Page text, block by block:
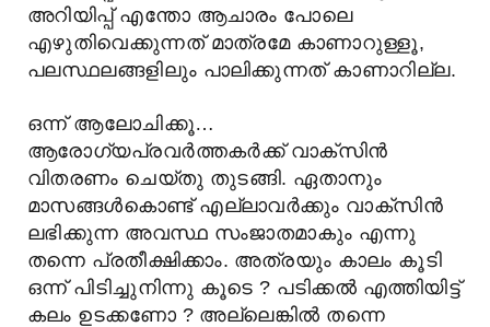
അറിയിപ്പ് എന്തോ ആചാരം പോലെ
എഴുതിവെക്കുന്നത് മാത്രമേ കാണാറുള്ളൂ,
പലസ്ഥലങ്ങളിലും പാലിക്കുന്നത് കാണാറില്ല.
ഒന്ന് ആലോചിക്കൂ…
ആരോഗ്യപ്രവർത്തകർക്ക് വാക്സിൻ
വിതരണം ചെയ്തു തുടങ്ങി. ഏതാനും
മാസങ്ങൾകൊണ്ട് എല്ലാവർക്കും വാക്സിൻ
ലഭിക്കുന്ന അവസ്ഥ സംജാതമാകും എന്നു
തന്നെ പ്രതീക്ഷിക്കാം. അത്രയും കാലം കൂടി
ഒന്ന് പിടിച്ചുനിന്നു കൂടെ ? പടിക്കൽ എത്തിയിട്ട്
കലം ഉടക്കണോ ? അല്ലെങ്കിൽ തന്നെ